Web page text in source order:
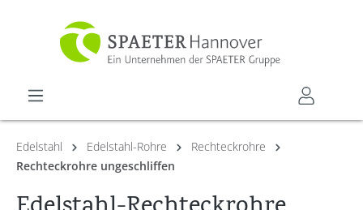
springen
Edelstahl Edelstahl-Rohre
Rechteckrohre
Rechteckrohre ungeschliffen